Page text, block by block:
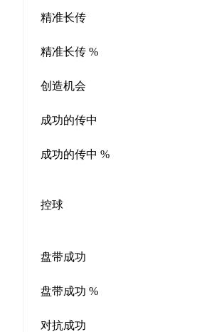
精准长传
精准长传 %
创造机会
成功的传中
成功的传中 %
控球
盘带成功
盘带成功 %
对抗成功